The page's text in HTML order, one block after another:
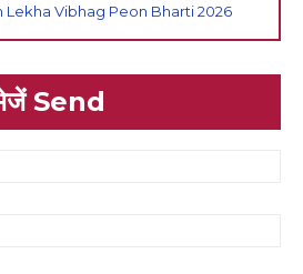
Lekha Vibhag Peon Bharti 2026
Send